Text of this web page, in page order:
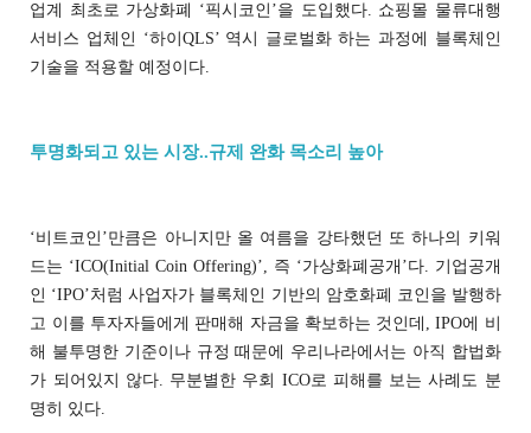
업계 최초로 가상화폐 ‘픽시코인’을 도입했다. 쇼핑몰 물류대행
서비스 업체인 ‘하이QLS’ 역시 글로벌화 하는 과정에 블록체인
기술을 적용할 예정이다.
투명화되고 있는 시장..규제 완화 목소리 높아
‘비트코인’만큼은 아니지만 올 여름을 강타했던 또 하나의 키워
드는 ‘ICO(Initial Coin Offering)’, 즉 ‘가상화폐공개’다. 기업공개
인 ‘IPO’처럼 사업자가 블록체인 기반의 암호화폐 코인을 발행하
고 이를 투자자들에게 판매해 자금을 확보하는 것인데, IPO에 비
해 불투명한 기준이나 규정 때문에 우리나라에서는 아직 합법화
가 되어있지 않다. 무분별한 우회 ICO로 피해를 보는 사례도 분
명히 있다.